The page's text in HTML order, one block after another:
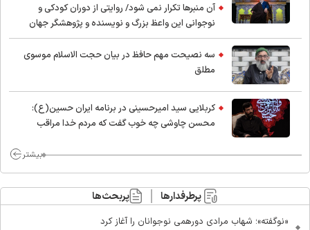
آن منبرها تکرار نمی شود/ روایتی از دوران کودکی و
نوجوانی این واعظ بزرگ و نویسنده و پژوهشگر جهان
اسلام
سه نصیحت مهم حافظ در بیان حجت الاسلام موسوی
مطلق
کربلایی سید امیر‌حسینی در برنامه ایران حسین(ع):
محسن چاوشی چه خوب گفت که مردم خدا مراقب
بیشتر
پرطرفدارها پربحث‌ها
«نوگفته»؛ شهاب مرادی دورهمی نوجوانان را آغاز کرد